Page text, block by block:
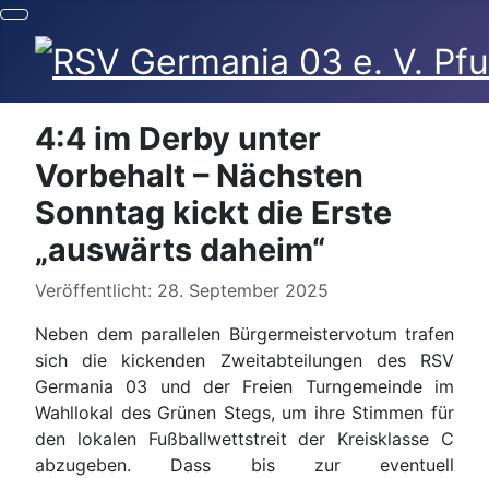
4:4 im Derby unter
Vorbehalt – Nächsten
Sonntag kickt die Erste
„auswärts daheim“
Details
Veröffentlicht: 28. September 2025
Neben dem parallelen Bürgermeistervotum trafen
sich die kickenden Zweitabteilungen des RSV
Germania 03 und der Freien Turngemeinde im
Wahllokal des Grünen Stegs, um ihre Stimmen für
den lokalen Fußballwettstreit der Kreisklasse C
abzugeben. Dass bis zur eventuell